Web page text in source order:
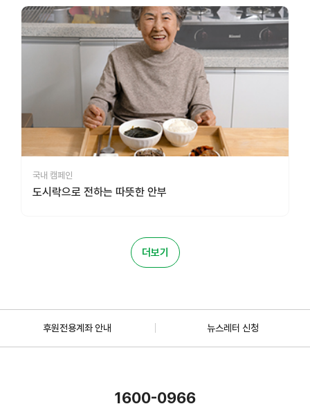
국내 캠페인
도시락으로 전하는 따뜻한 안부
더보기
후원전용계좌 안내 뉴스레터 신청
1600-0966